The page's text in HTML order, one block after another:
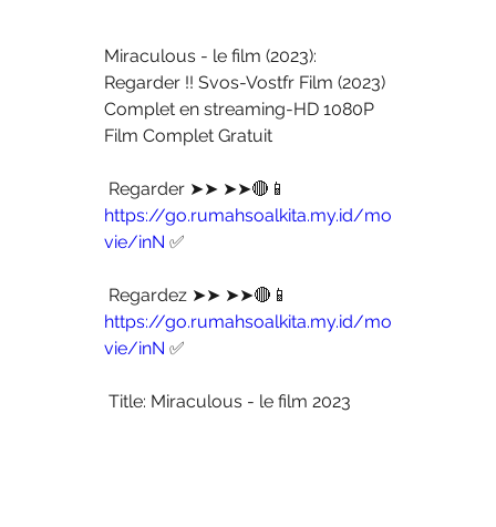
Miraculous - le film (2023):
Regarder !! Svos-Vostfr Film (2023)
Complet en streaming-HD 1080P
Film Complet Gratuit
https://go.rumahsoalkita.my.id/mo
vie/inN ✅
https://go.rumahsoalkita.my.id/mo
vie/inN ✅
Title: Miraculous - le film 2023